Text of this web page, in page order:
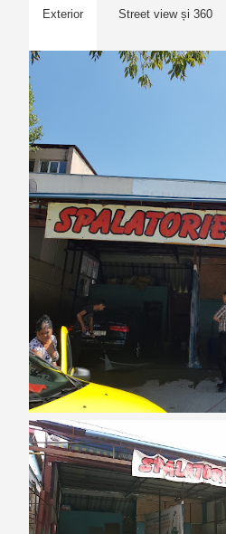
Exterior Street view și 360